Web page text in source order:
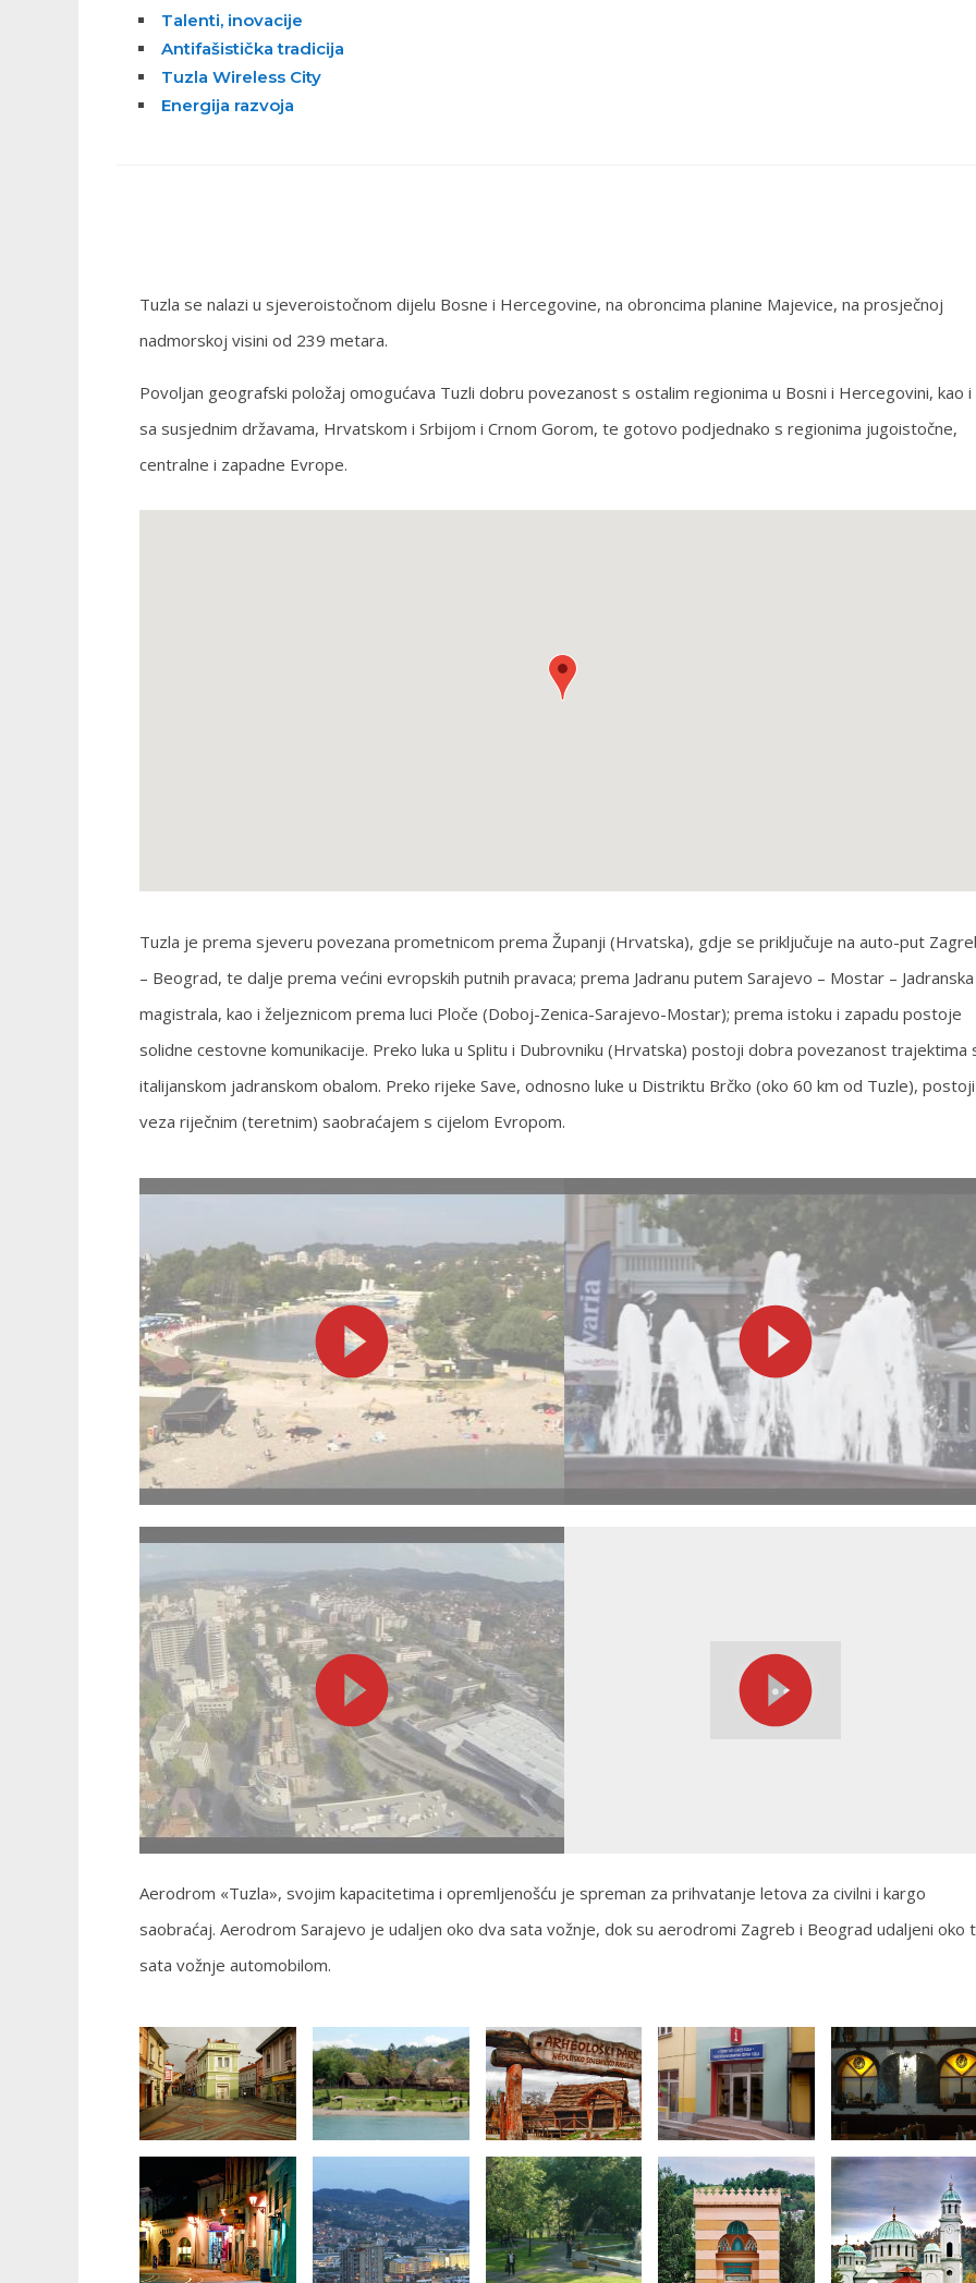
Talenti, inovacije
Antifašistička tradicija
Tuzla Wireless City
Energija razvoja
Tuzla se nalazi u sjeveroistočnom dijelu Bosne i Hercegovine, na obroncima planine Majevice, na prosječnoj
nadmorskoj visini od 239 metara.
Povoljan geografski položaj omogućava Tuzli dobru povezanost s ostalim regionima u Bosni i Hercegovini, kao i
sa susjednim državama, Hrvatskom i Srbijom i Crnom Gorom, te gotovo podjednako s regionima jugoistočne,
centralne i zapadne Evrope.
Tuzla je prema sjeveru povezana prometnicom prema Županji (Hrvatska), gdje se priključuje na auto-put
– Beograd, te dalje prema većini evropskih putnih pravaca; prema Jadranu putem Sarajevo – Mostar – Jadranska
magistrala, kao i željeznicom prema luci Ploče (Doboj-Zenica-Sarajevo-Mostar); prema istoku i zapadu postoje
solidne cestovne komunikacije. Preko luka u Splitu i Dubrovniku (Hrvatska) postoji dobra povezanost trajektima
italijanskom jadranskom obalom. Preko rijeke Save, odnosno luke u Distriktu Brčko (oko 60 km od Tuzle), postoji
veza riječnim (teretnim) saobraćajem s cijelom Evropom.
Aerodrom «Tuzla», svojim kapacitetima i opremljenošću je spreman za prihvatanje letova za civilni i kargo
saobraćaj. Aerodrom Sarajevo je udaljen oko dva sata vožnje, dok su aerodromi Zagreb i Beograd udaljeni oko
sata vožnje automobilom.